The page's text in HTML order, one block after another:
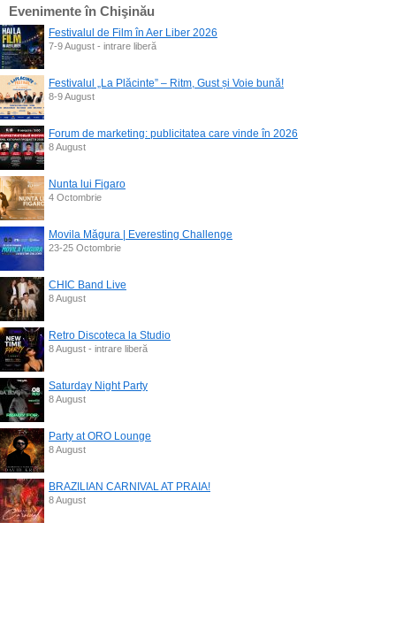
Evenimente în Chişinău
Festivalul de Film în Aer Liber 2026
7-9 August - intrare liberă
Festivalul „La Plăcinte” – Ritm, Gust și Voie bună!
8-9 August
Forum de marketing: publicitatea care vinde în 2026
8 August
Nunta lui Figaro
4 Octombrie
Movila Măgura | Everesting Challenge
23-25 Octombrie
CHIC Band Live
8 August
Retro Discoteca la Studio
8 August - intrare liberă
Saturday Night Party
8 August
Party at ORO Lounge
8 August
BRAZILIAN CARNIVAL AT PRAIA!
8 August